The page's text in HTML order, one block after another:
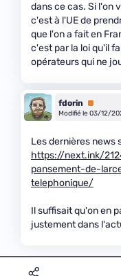
dans ce cas. Si l'on
c'est à l'UE de
que l'on a fait en
c'est par la loi qu'il
opérateurs qui ne
fdorin
Premium
Modifié le 03/12/
Les dernières news
https://next.ink/
pansement-de-
telephonique/
Il suffisait qu'on en
justement dans